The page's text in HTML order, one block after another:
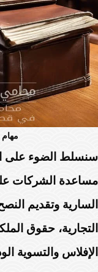
سنسلط الضوء على
مساعدة الشركات
السارية وتقديم
التجارية، حقوق
الإفلاس والتسوية